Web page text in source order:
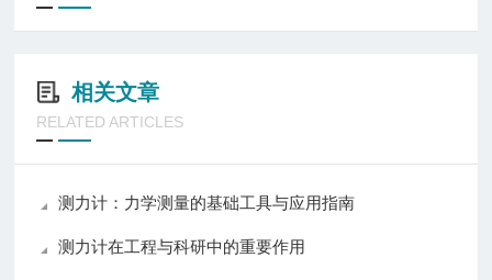
相关文章
RELATED ARTICLES
测力计：力学测量的基础工具与应用指南
测力计在工程与科研中的重要作用